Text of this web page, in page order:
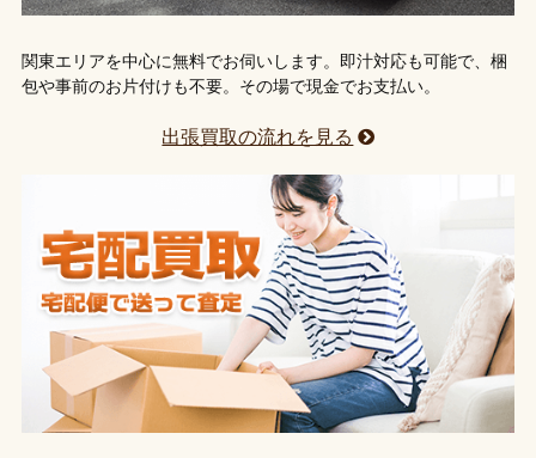
関東エリアを中心に無料でお伺いします。即汁対応も可能で、梱
包や事前のお片付けも不要。その場で現金でお支払い。
出張買取の流れを見る